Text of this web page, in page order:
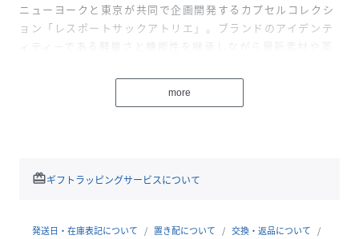
ニューヨークと東京が共同で企画開発するカプセルコレクシ
ョン「レスポートサックアトリエ」。ブランドのアイデンテ
ィティーである軽量さと機能性を継承しながら最新素材や革
コレクションです。
ベーシックの中にビビッドカラーが調和し、日常のシーンに
ノスタルジックな雰囲気を感じさせながらも、新鮮な印象の
more
redeemギフトラッピングサービスについて
発送日・在庫表記について 置き配について
交換・返品について